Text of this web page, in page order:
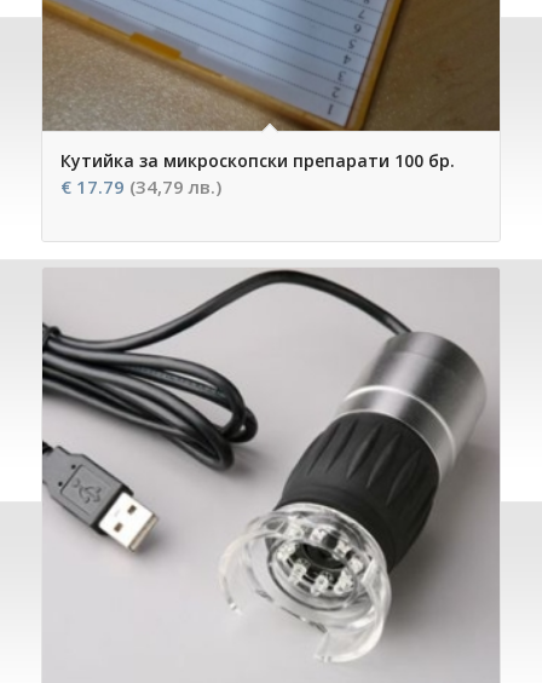
Кутийка за микроскопски препарати 100 бр.
€17.79 (34,79 лв.)